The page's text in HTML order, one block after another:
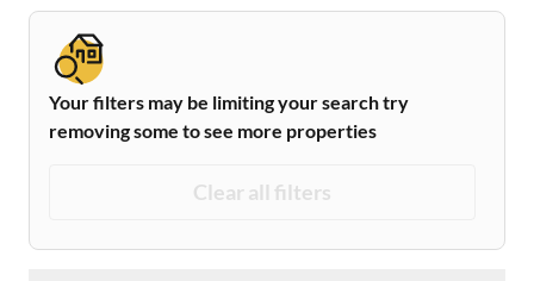
Your filters may be limiting your search try
removing some to see more properties
Clear all filters